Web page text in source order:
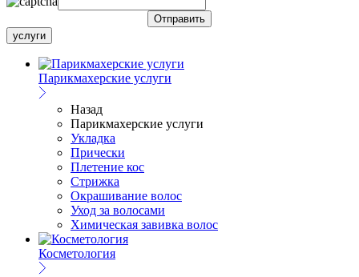
услуги
Парикмахерские услуги
Назад
Парикмахерские услуги
Укладка
Прически
Плетение кос
Стрижка
Окрашивание волос
Уход за волосами
Химическая завивка волос
Косметология